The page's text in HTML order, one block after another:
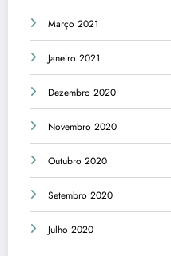
Março 2021
Janeiro 2021
Dezembro 2020
Novembro 2020
Outubro 2020
Setembro 2020
Julho 2020